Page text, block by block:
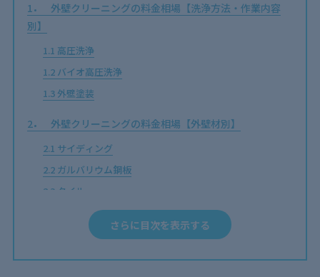
1
外壁クリーニングの料金相場【洗浄方法・作業内容
別】
1.1 高圧洗浄
1.2バイオ高圧洗浄
1.3外壁塗装
2 外壁クリーニングの料金相場【外壁材別】
2.1 サイディング
2.2ガルバリウム鋼板
2.3 タイル
コンクリート
3
外壁クリーニングの料金相場【住居種別】
さらに目次を表示する